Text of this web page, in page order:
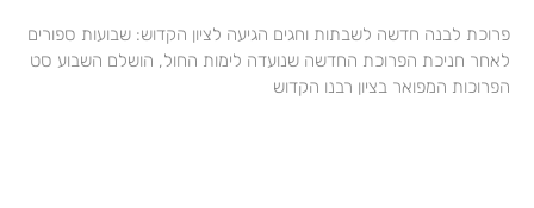
פרוכת לבנה חדשה לשבתות וחגים הגיעה לציון הקדוש: שבועות ספורים
לאחר חניכת הפרוכת החדשה שנועדה לימות החול, הושלם השבוע סט
הפרוכות המפואר בציון רבנו הקדוש